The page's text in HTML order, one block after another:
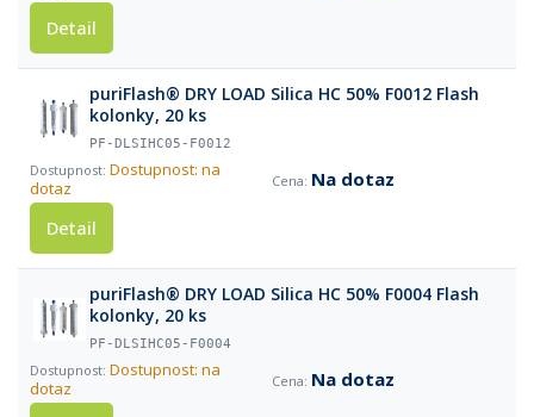
Detail
puriFlash® DRY LOAD Silica HC 50% F0012 Flash
kolonky, 20 ks
PF-DLSIHC05-F0012
Dostupnost: na
dotaz
Na dotaz
Detail
puriFlash® DRY LOAD Silica HC 50% F0004 Flash
kolonky, 20 ks
PF-DLSIHC05-F0004
Dostupnost: na
dotaz
Na dotaz